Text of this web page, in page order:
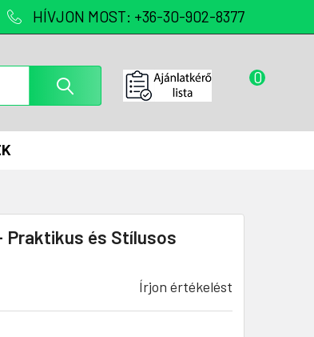
HÍVJON MOST: +36-30-902-8377
0
Praktikus és Stílusos
Írjon értékelést